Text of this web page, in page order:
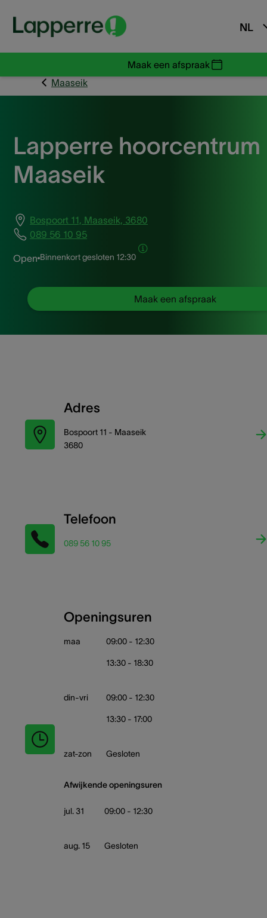
NL
Maak een afspraak
Maaseik
Lapperre hoorcentrum
Maaseik
Bospoort 11, Maaseik, 3680
089 56 10 95
Open Binnenkort gesloten 12:30
Maak een afspraak
Adres
Bospoort 11 - Maaseik
3680
Telefoon
089 56 10 95
Openingsuren
maa 09:00 - 12:30
13:30 - 18:30
din-vri 09:00 - 12:30
13:30 - 17:00
zat-zon Gesloten
Afwijkende openingsuren
jul. 31 09:00 - 12:30
aug. 15 Gesloten